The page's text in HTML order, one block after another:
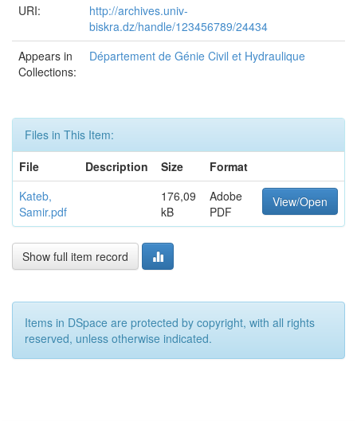
URI:
http://archives.univ-
biskra.dz/handle/123456789/24434
Appears in
Collections:
Département de Génie Civil et Hydraulique
Files in This Item:
File
Description Size
Format
Kateb,
Samir.pdf
176,09
kB
Adobe
PDF
View/Open
Show full item record
Items in DSpace are protected by copyright, with all rights
reserved, unless otherwise indicated.